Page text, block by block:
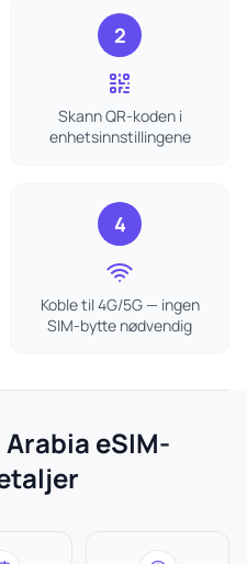
2
Skann QR-koden i
enhetsinnstillingene
4
Koble til 4G/5G — ingen
SIM-bytte nødvendig
eSIM-